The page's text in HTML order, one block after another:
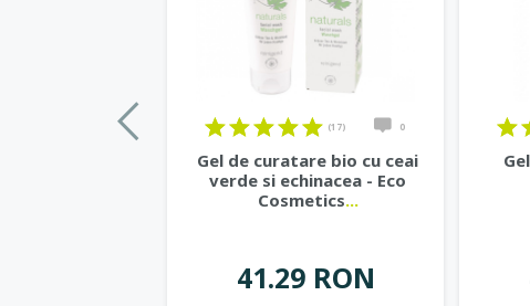
(17) 0
Gel de curatare bio cu ceai
verde si echinacea - Eco
Cosmetics...
41.29 RON